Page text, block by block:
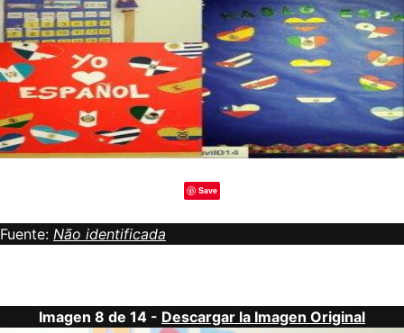
Save
Fuente: Não identificada
Imagen 8 de 14 - Descargar la Imagen Original